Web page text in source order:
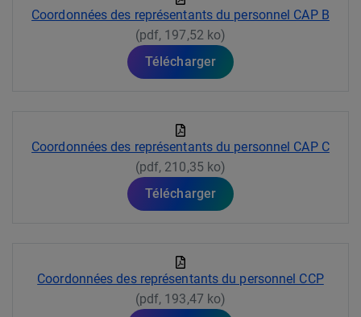
Coordonnées des représentants du personnel CAP B
(pdf, 197,52 ko)
Télécharger
Coordonnées des représentants du personnel CAP C
(pdf, 210,35 ko)
Télécharger
Coordonnées des représentants du personnel CCP
(pdf, 193,47 ko)